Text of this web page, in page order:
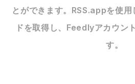
とができます。RSS.appを使
ドを取得し、Feedlyアカウン
す。